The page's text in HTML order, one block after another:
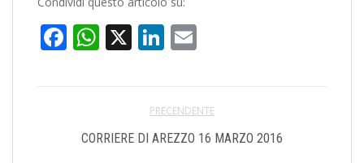
Facebook
WhatsApp
X LinkedIn
PRECENDENTE
CORRIERE DI AREZZO 16 MARZO 2016